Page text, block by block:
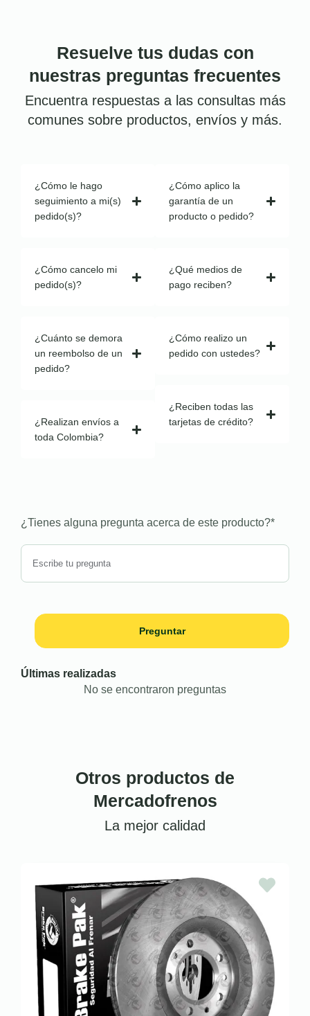
Resuelve tus dudas con
nuestras preguntas frecuentes
Encuentra respuestas a las consultas más
comunes sobre productos, envíos y más.
¿Cómo le hago
seguimiento a mi(s)
pedido(s)?
¿Cómo cancelo mi
pedido(s)?
¿Cuánto se demora
un reembolso de un
pedido?
¿Realizan envíos a
toda Colombia?
¿Cómo aplico la
garantía de un
producto o pedido?
¿Qué medios de
pago reciben?
¿Cómo realizo un
pedido con ustedes?
¿Reciben todas las
tarjetas de crédito?
¿Tienes alguna pregunta acerca de este producto?*
Preguntar
Últimas realizadas
No se encontraron preguntas
Otros productos de
Mercadofrenos
La mejor calidad